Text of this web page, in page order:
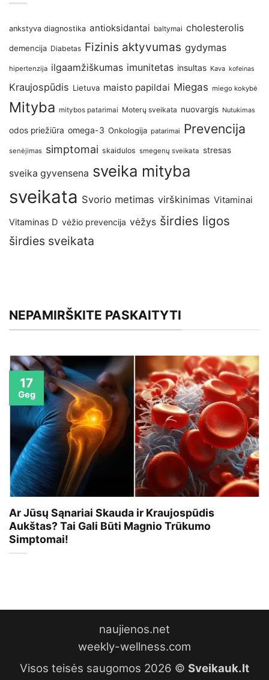
ankstyva diagnostika antioksidantai baltymai cholesterolis
demencija Diabetas Fizinis aktyvumas gydymas
hipertenzija ilgaamžiškumas imunitetas insultas Kava kofeinas
Kraujospūdis Lietuva maisto papildai Miegas miego kokybė
Mityba mitybos patarimai Moterų sveikata nuovargis Nutukimas
odos priežiūra omega-3 Onkologija patarimai Prevencija
senėjimas simptomai skaidulos smegenų sveikata stresas
sveika gyvensena sveika mityba
sveikata Svorio metimas virškinimas Vitaminai
Vitaminas D vėžio prevencija vėžys širdies ligos
širdies sveikata
NEPAMIRŠKITE PASKAITYTI
Ar Jūsų Sąnariai Skauda ir Kraujospūdis
Aukštas? Tai Gali Būti Magnio Trūkumo
Simptomai!
17
Geg
naujienos.net
weekly-wellness.com
Visos teisės saugomos 2026 © Sveikauk.lt